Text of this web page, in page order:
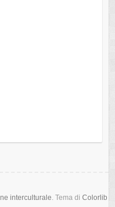
interculturale. Tema di Colorlib